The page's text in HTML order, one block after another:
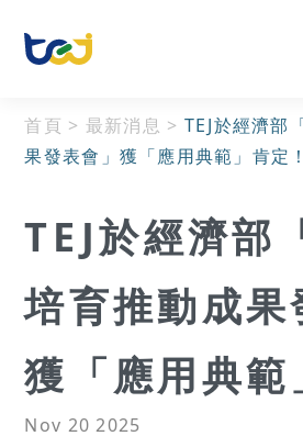
首頁 > 最新消息 > TEJ於經濟部
果發表會」獲「應用典範」肯定！
TEJ於經濟部
培育推動成果
獲「應用典範
Nov 20 2025